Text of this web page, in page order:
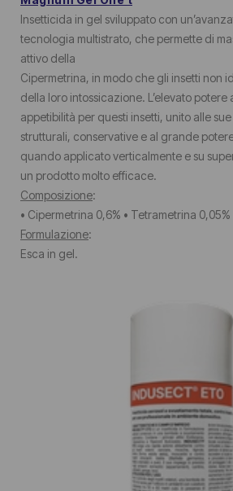
Insetticida in gel sviluppato con
tecnologia multistrato, che permette di
attivo della
Cipermetrina, in modo che gli insetti non
della loro intossicazione. L’elevato potere
appetibilità per questi insetti, unito alle
strutturali, conservative e al grande
quando applicato verticalmente e su
un prodotto molto efficace.
Composizione:
• Cipermetrina 0,6% • Tetrametrina 0,05%
Formulazione:
Esca in gel.